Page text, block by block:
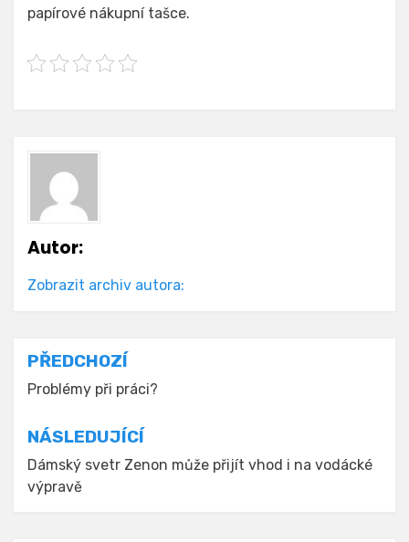
papírové nákupní tašce.
Autor:
Zobrazit archiv autora:
Navigace
pro
příspěvek
PŘEDCHOZÍ
Problémy při práci?
NÁSLEDUJÍCÍ
Dámský svetr Zenon může přijít vhod i na vodácké
výpravě